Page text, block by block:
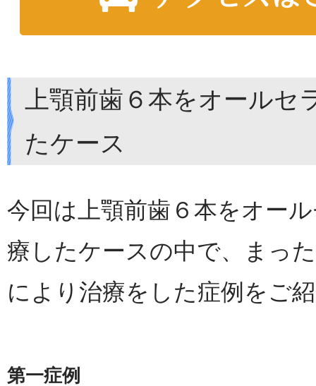
上顎前歯６本をオールセ
たケース
今回は上顎前歯６本をオー
療したケースの中で、まっ
により治療をした症例をご
第一症例